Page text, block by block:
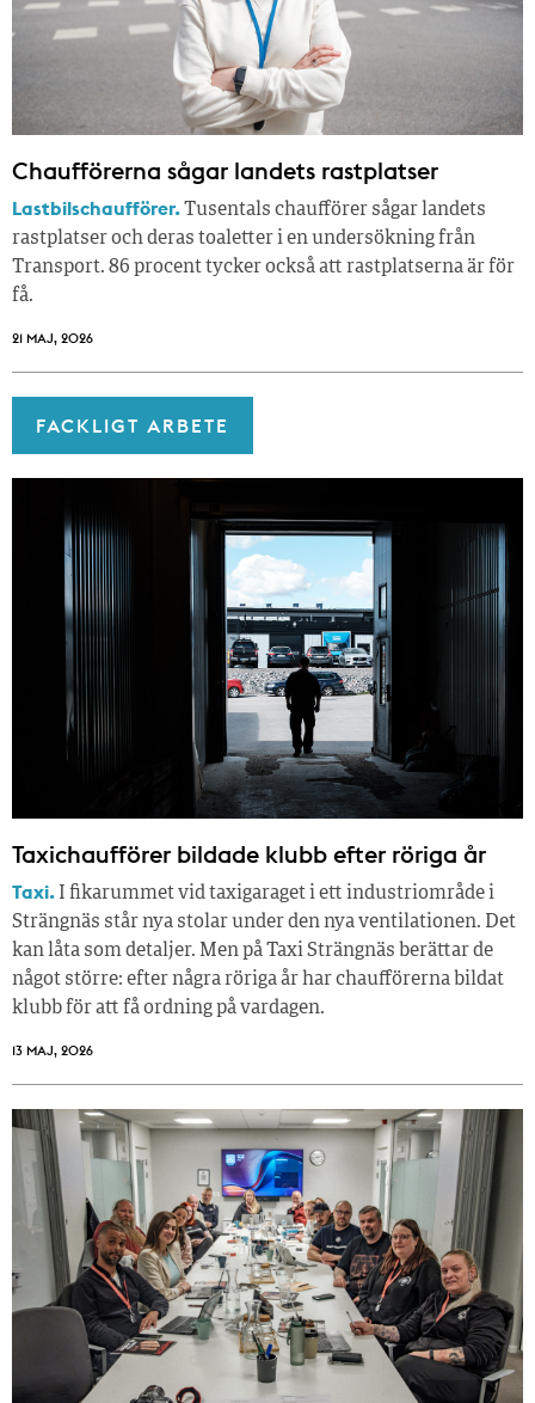
Chaufförerna sågar landets rastplatser
Lastbilschaufförer.Tusentals chaufförer sågar landets
rastplatser och deras toaletter i en undersökning från
Transport. 86 procent tycker också att rastplatserna är för
få.
21 MAJ, 2026
FACKLIGT ARBETE
Taxichaufförer bildade klubb efter röriga år
Taxi. I fikarummet vid taxigaraget i ett industriområde i
Strängnäs står nya stolar under den nya ventilationen. Det
kan låta som detaljer. Men på Taxi Strängnäs berättar de
något större: efter några röriga år har chaufförerna bildat
klubb för att få ordning på vardagen.
13 MAJ, 2026